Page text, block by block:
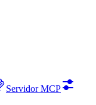
Servidor MCP